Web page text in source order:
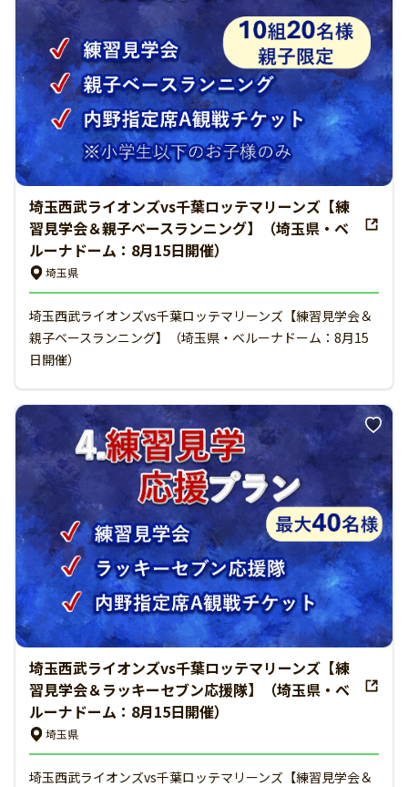
埼玉西武ライオンズvs千葉ロッテマリーンズ【練
習見学会＆親子ベースランニング】（埼玉県・ベ
ルーナドーム：8月15日開催）
埼玉県
埼玉西武ライオンズvs千葉ロッテマリーンズ【練習見学会＆
親子ベースランニング】（埼玉県・ベルーナドーム：8月15
日開催）
埼玉西武ライオンズvs千葉ロッテマリーンズ【練
習見学会＆ラッキーセブン応援隊】（埼玉県・ベ
ルーナドーム：8月15日開催）
埼玉県
埼玉西武ライオンズvs千葉ロッテマリーンズ【練習見学会＆